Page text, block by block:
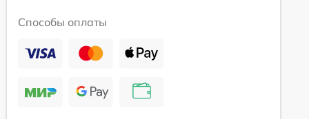
Способы оплаты